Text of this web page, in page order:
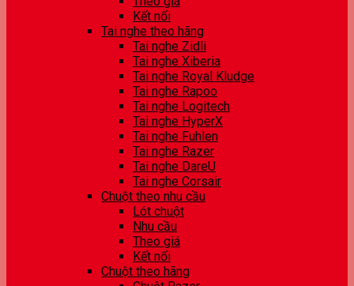
Kết nối
Tai nghe theo hãng
Tai nghe Zidli
Tai nghe Xiberia
Tai nghe Royal Kludge
Tai nghe Rapoo
Tai nghe Logitech
Tai nghe HyperX
Tai nghe Fuhlen
Tai nghe Razer
Tai nghe DareU
Tai nghe Corsair
Chuột theo nhu cầu
Lót chuột
Nhu cầu
Theo giá
Kết nối
Chuột theo hãng